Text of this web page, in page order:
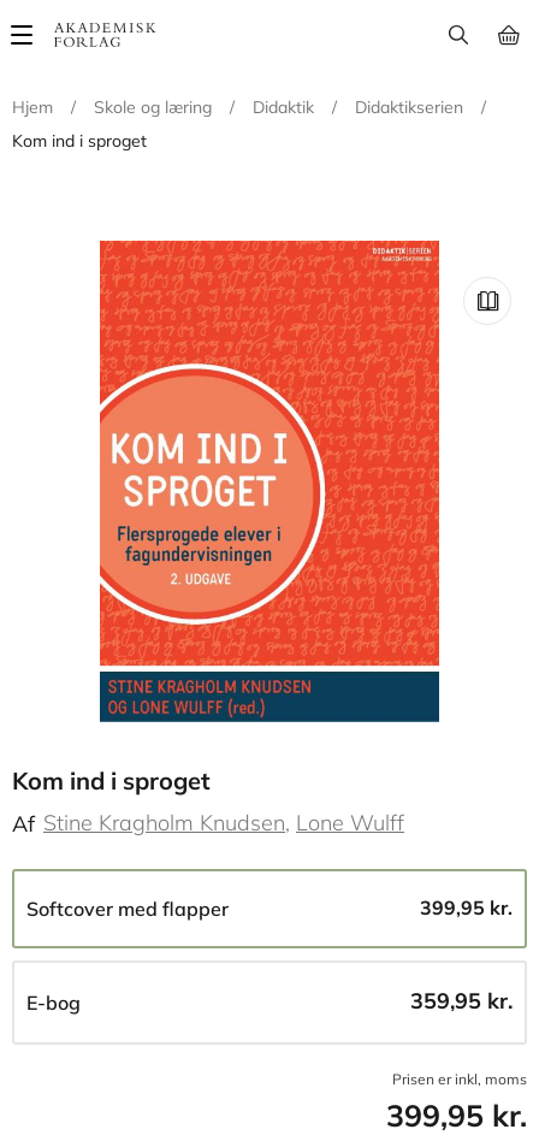
Main
Hjem
/ Skole og læring / Didaktik / Didaktikserien
/
Kom ind i sproget
Kom ind i sproget
Af Stine Kragholm Knudsen Lone Wulff
Softcover med flapper 399,95 kr.
E-bog 359,95 kr.
Prisen er inkl, moms
399,95 kr.